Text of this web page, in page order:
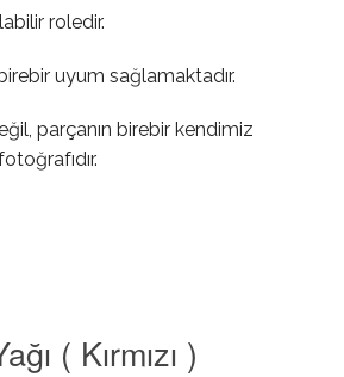
roledir.
uyum sağlamaktadır.
parçanın birebir kendimiz
Güçlü Role ( Siyah ) hakkında
( Kırmızı )